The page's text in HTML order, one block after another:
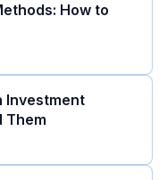
How to
Investment
Them